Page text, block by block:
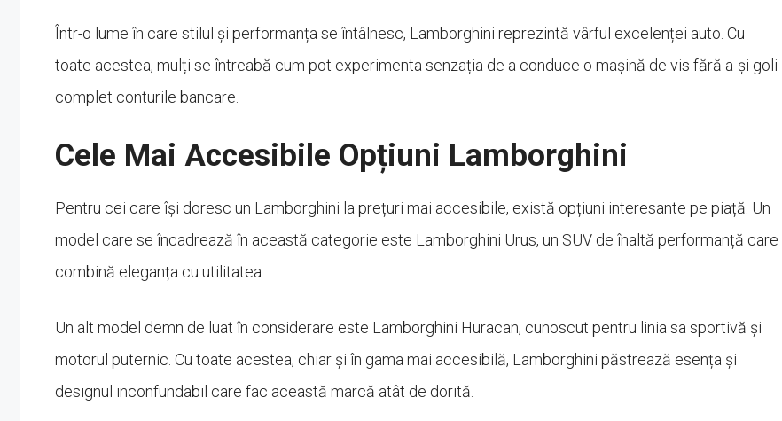
Într-o lume în care stilul și performanța se întâlnesc, Lamborghini reprezintă vârful excelenței auto. Cu
toate acestea, mulți se întreabă cum pot experimenta senzația de a conduce o mașină de vis fără a-și goli
complet conturile bancare.
Cele Mai Accesibile Opțiuni Lamborghini
Pentru cei care își doresc un Lamborghini la prețuri mai accesibile, există opțiuni interesante pe piață. Un
model care se încadrează în această categorie este Lamborghini Urus, un SUV de înaltă performanță care
combină eleganța cu utilitatea.
Un alt model demn de luat în considerare este Lamborghini Huracan, cunoscut pentru linia sa sportivă și
motorul puternic. Cu toate acestea, chiar și în gama mai accesibilă, Lamborghini păstrează esența și
designul inconfundabil care fac această marcă atât de dorită.